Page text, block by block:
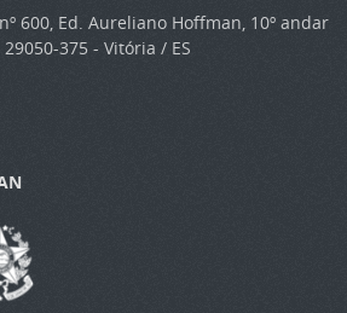
600, Ed. Aureliano Hoffman, 10º andar
375 - Vitória / ES